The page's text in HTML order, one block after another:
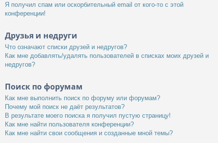
Я получил спам или оскорбительный email от кого-то с этой
конференции!
Друзья и недруги
Что означают списки друзей и недругов?
Как мне добавлять/удалять пользователей в списках моих друзей и
недругов?
Поиск по форумам
Как мне выполнить поиск по форуму или форумам?
Почему мой поиск не даёт результатов?
В результате моего поиска я получил пустую страницу!
Как мне найти пользователя конференции?
Как мне найти свои сообщения и созданные мной темы?